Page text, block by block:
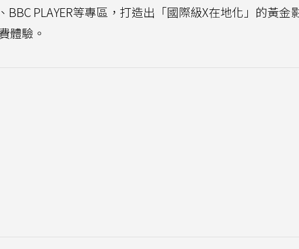
PLAYER等專區，打造出「國際級X在地化」的黃金
體驗。